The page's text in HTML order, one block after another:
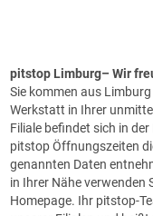
pitstop Limburg– Wir
Sie kommen aus
Werkstatt in Ihrer
Filiale befindet sich in
pitstop Öffnungszeiten
genannten Daten
in Ihrer Nähe verwenden
Homepage. Ihr pitstop-